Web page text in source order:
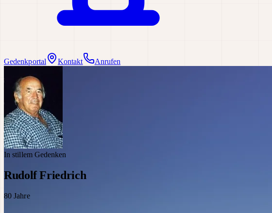
Gedenkportal Kontakt Anrufen
In stillem Gedenken
Rudolf Friedrich
80 Jahre